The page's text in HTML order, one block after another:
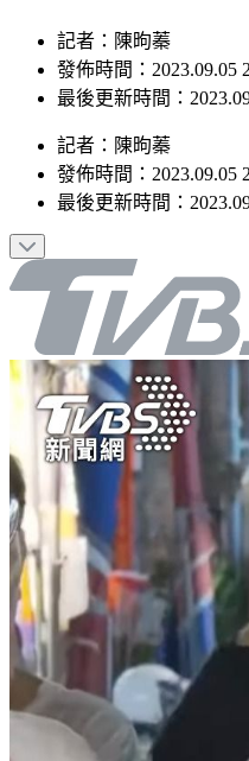
記者：陳昫蓁
發佈時間：2023.09.05
最後更新時間：
記者 ： 陳昫蓁
發佈時間： 2023.09.05
最後更新時間：